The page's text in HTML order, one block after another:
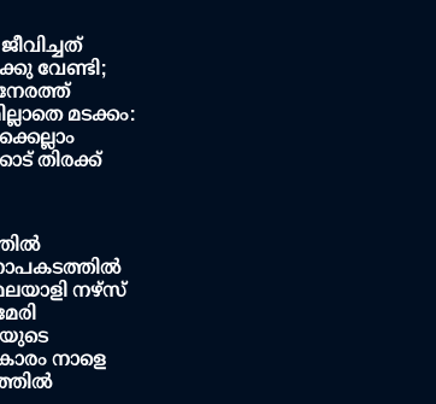
വേണ്ടി;
മടക്കം:
തിരക്ക്
മലയാളി നഴ്സ്
നാളെ